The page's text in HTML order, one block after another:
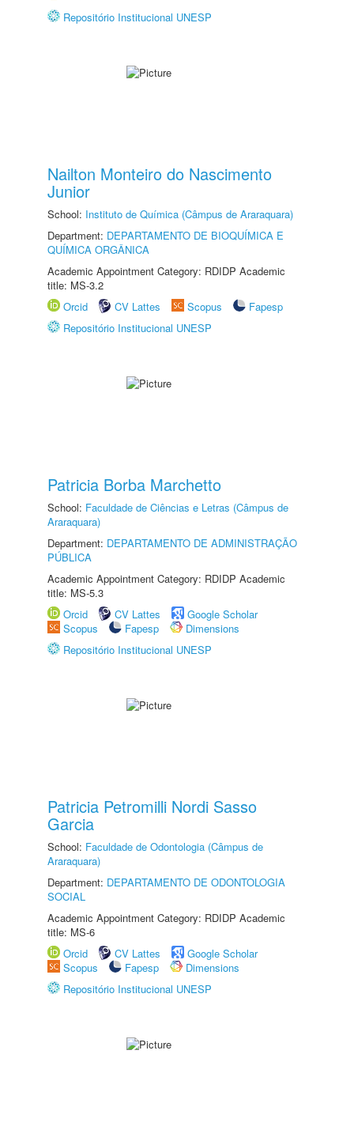
Repositório Institucional UNESP
Nailton Monteiro do Nascimento
Junior
School: Instituto de Química (Câmpus de Araraquara)
Department: DEPARTAMENTO DE BIOQUÍMICA E
QUÍMICA ORGÂNICA
Academic Appointment Category: RDIDP Academic
title: MS-3.2
Orcid
CV Lattes Scopus
Fapesp
Repositório Institucional UNESP
Patricia Borba Marchetto
School: Faculdade de Ciências e Letras (Câmpus de
Araraquara)
Department: DEPARTAMENTO DE ADMINISTRAÇÃO
PÚBLICA
Academic Appointment Category: RDIDP Academic
title: MS-5.3
Orcid
CV Lattes
Google Scholar
Scopus
Fapesp
Dimensions
Repositório Institucional UNESP
Patricia Petromilli Nordi Sasso
Garcia
School: Faculdade de Odontologia (Câmpus de
Araraquara)
Department: DEPARTAMENTO DE ODONTOLOGIA
SOCIAL
Academic Appointment Category: RDIDP Academic
title: MS-6
Orcid
CV Lattes
Google Scholar
Scopus
Fapesp
Dimensions
Repositório Institucional UNESP